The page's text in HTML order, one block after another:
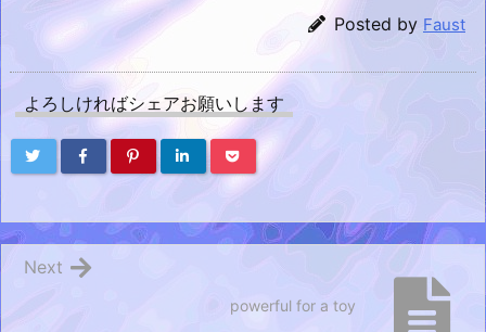
Posted by Faust
よろしければシェアお願いします
powerful for a toy
Next